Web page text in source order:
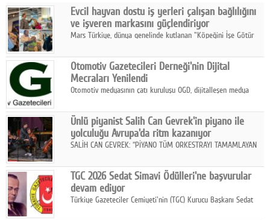
Facebook
Diziler
Karikatür
Youtube
Polemik
Reklam
Yazarlar
Künye
SOSYAL MEDYA
Evcil hayvan dostu iş yerleri çalışan bağlılığını
ve işveren markasını güçlendiriyor
Mars Türkiye, dünya genelinde kutlanan "Köpeğini İşe Götür
çalışan bağlılığı, iyi olma hali ve işveren markası üzerindeki
etkisine dikkat çekti.
Otomotiv Gazetecileri Derneği'nin Dijital
Mecraları Yenilendi
Otomotiv medyasının çatı kuruluşu OGD, dijitalleşen medya
hedefiyle internet sitesini ve sosyal medya kanallarını yeniledi.
Ünlü piyanist Salih Can Gevrek'in piyano ile
yolculuğu Avrupa'da ritm kazanıyor
SALİH CAN GEVREK: “PİYANO TÜM ORKESTRAYI TAMAMLAYAN
ETKİ YARATIYOR"
TGC 2026 Sedat Simavi Ödülleri'ne başvurular
devam ediyor
Türkiye Gazeteciler Cemiyeti'nin (TGC) Kurucu Başkanı Sedat